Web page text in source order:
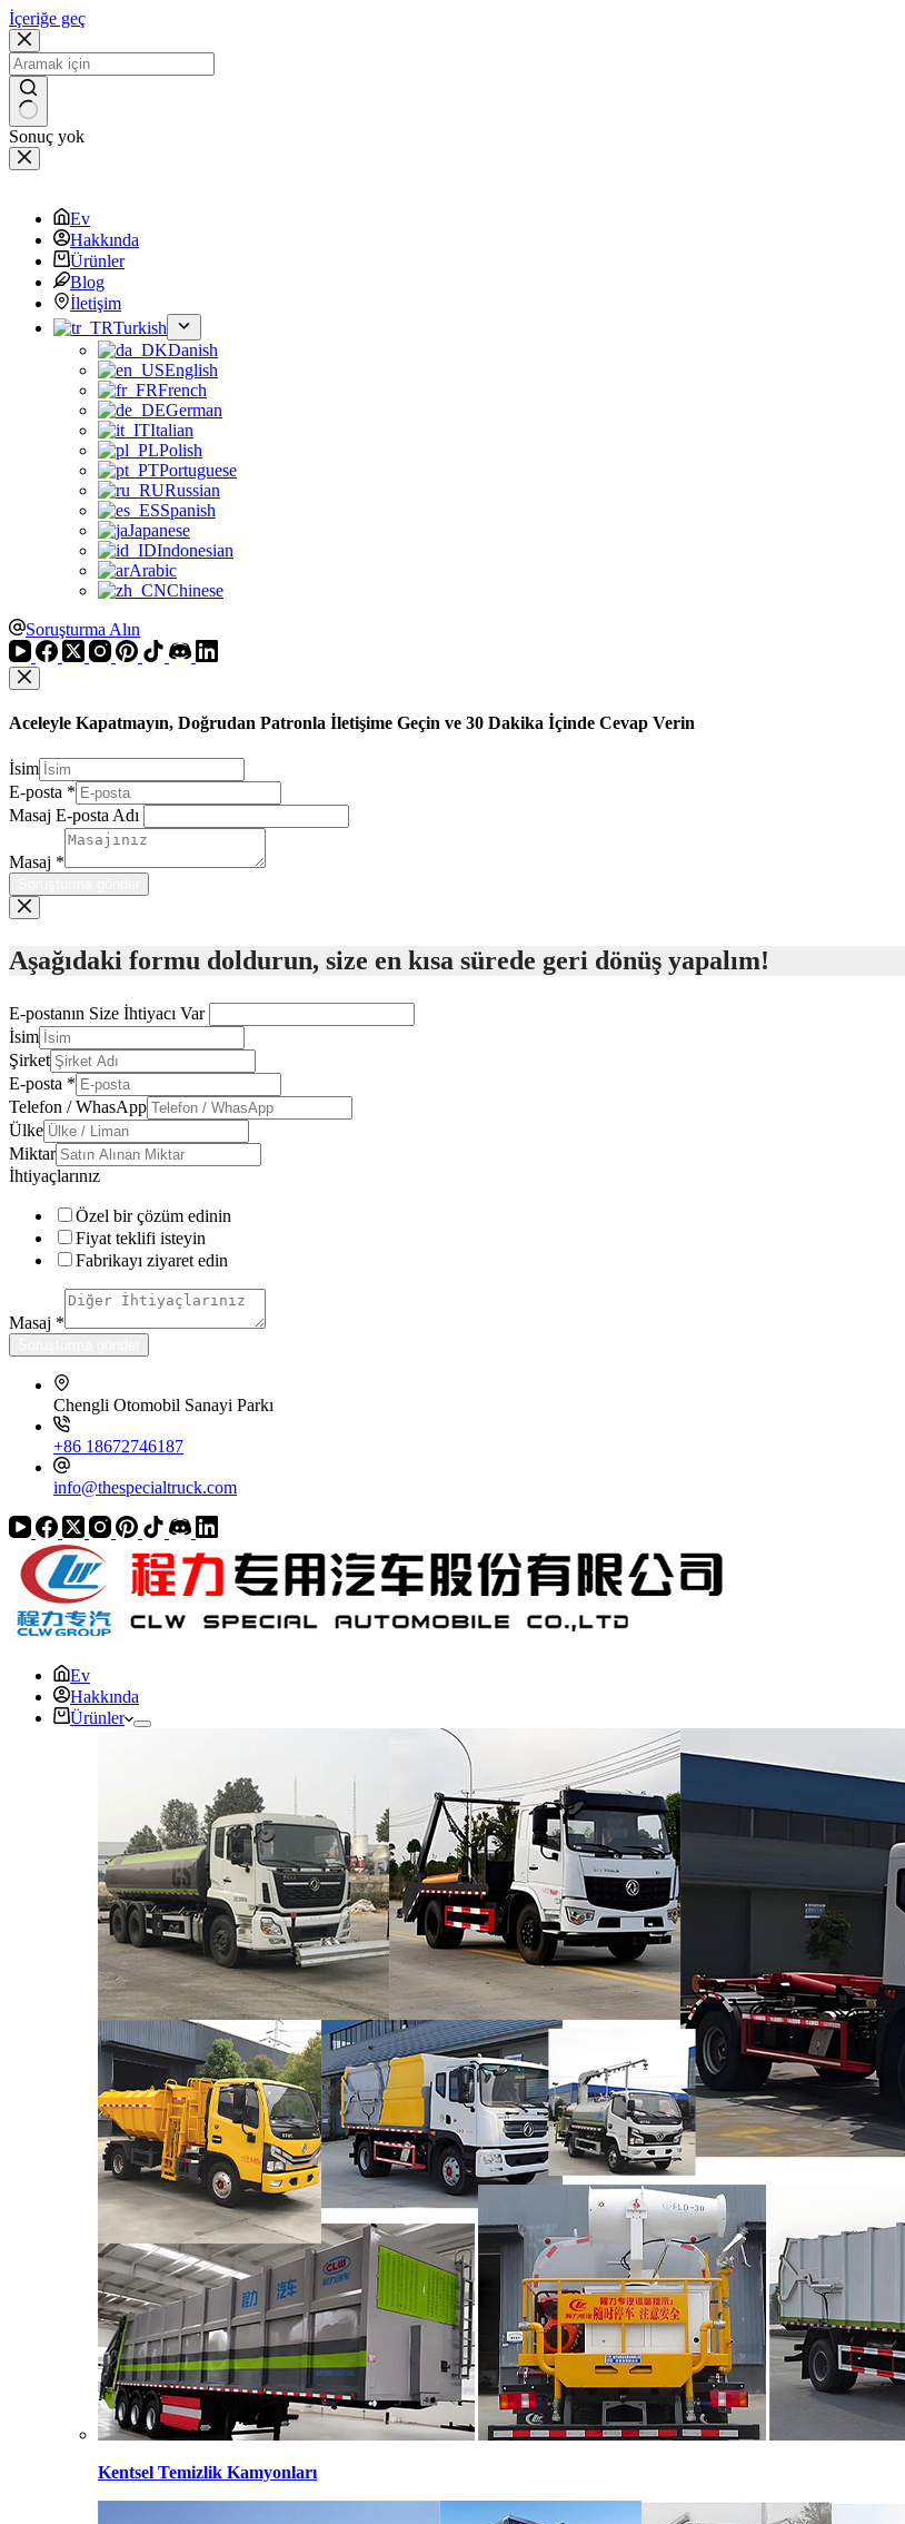
İçeriğe geç
Sonuç yok
Ev
Hakkında
Ürünler
Blog
İletişim
Turkish
Danish
English
French
German
Italian
Polish
Portuguese
Russian
Spanish
Japanese
Indonesian
Arabic
Chinese
Soruşturma Alın
Aceleyle Kapatmayın, Doğrudan Patronla İletişime Geçin ve 30 Dakika İçinde Cevap Verin
İsim
E-posta *
Masaj E-posta Adı
Masaj *
Aşağıdaki formu doldurun, size en kısa sürede geri dönüş yapalım!
E-postanın Size İhtiyacı Var
İsim
Şirket
E-posta *
Telefon / WhasApp
Ülke
Miktar
İhtiyaçlarınız
Özel bir çözüm edinin
Fiyat teklifi isteyin
Fabrikayı ziyaret edin
Masaj *
Chengli Otomobil Sanayi Parkı
+86 18672746187
info@thespecialtruck.com
Ev
Hakkında
Ürünler
Kentsel Temizlik Kamyonları